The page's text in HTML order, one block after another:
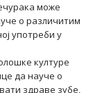
може
о различитим
употреби у
културе
да науче о
здраве зубе,